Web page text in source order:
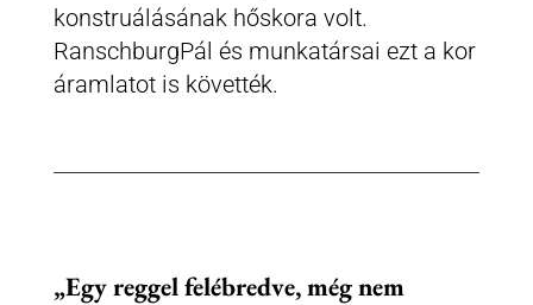
konstruálásának hőskora volt.
RanschburgPál és munkatársai ezt a kor
áramlatot is követték.
„Egy reggel felébredve, még nem